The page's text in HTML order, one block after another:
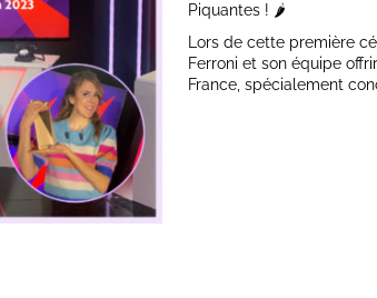
Piquantes ! 🌶
Lors de cette première
Ferroni et son équipe
France, spécialement